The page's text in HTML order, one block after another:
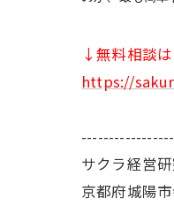
↓無料相談
https://
サクラ経営
京都府城陽